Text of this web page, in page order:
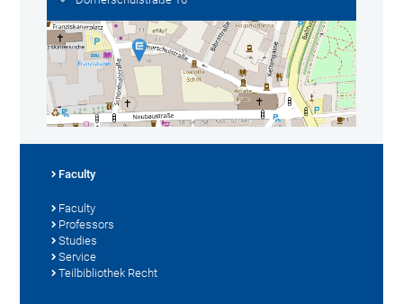
Faculty
Faculty
Professors
Studies
Service
Teilbibliothek Recht